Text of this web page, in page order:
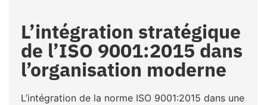
L’intégration stratégique
de l’ISO 9001:2015 dans
l’organisation moderne
L’intégration de la norme ISO 9001:2015 dans une